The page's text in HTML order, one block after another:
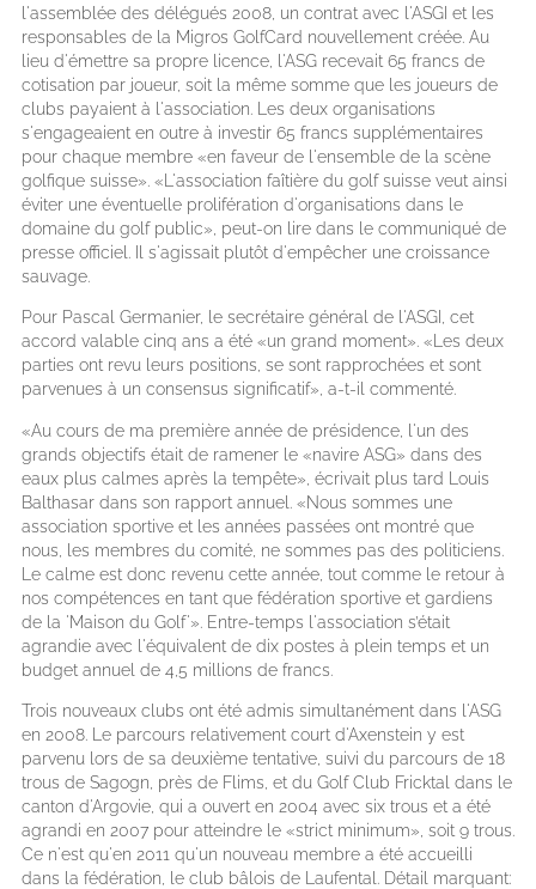
l'assemblée des délégués 2008, un contrat avec l'ASGI et les
responsables de la Migros GolfCard nouvellement créée. Au
lieu d'émettre sa propre licence, l'ASG recevait 65 francs de
cotisation par joueur, soit la même somme que les joueurs de
clubs payaient à l'association. Les deux organisations
s'engageaient en outre à investir 65 francs supplémentaires
pour chaque membre «en faveur de l'ensemble de la scène
golfique suisse». «L'association faîtière du golf suisse veut ainsi
éviter une éventuelle prolifération d'organisations dans le
domaine du golf public», peut-on lire dans le communiqué de
presse officiel. Il s'agissait plutôt d'empêcher une croissance
sauvage.
Pour Pascal Germanier, le secrétaire général de l'ASGI, cet
accord valable cinq ans a été «un grand moment». «Les deux
parties ont revu leurs positions, se sont rapprochées et sont
parvenues à un consensus significatif», a-t-il commenté.
«Au cours de ma première année de présidence, l'un des
grands objectifs était de ramener le «navire ASG» dans des
eaux plus calmes après la tempête», écrivait plus tard Louis
Balthasar dans son rapport annuel. «Nous sommes une
association sportive et les années passées ont montré que
nous, les membres du comité, ne sommes pas des politiciens.
Le calme est donc revenu cette année, tout comme le retour à
nos compétences en tant que fédération sportive et gardiens
de la 'Maison du Golf'». Entre-temps l'association s’était
agrandie avec l'équivalent de dix postes à plein temps et un
budget annuel de 4,5 millions de francs.
Trois nouveaux clubs ont été admis simultanément dans l'ASG
en 2008. Le parcours relativement court d'Axenstein y est
parvenu lors de sa deuxième tentative, suivi du parcours de 18
trous de Sagogn, près de Flims, et du Golf Club Fricktal dans le
canton d'Argovie, qui a ouvert en 2004 avec six trous et a été
agrandi en 2007 pour atteindre le «strict minimum», soit 9 trous.
Ce n'est qu'en 2011 qu'un nouveau membre a été accueilli
dans la fédération, le club bâlois de Laufental. Détail marquant: